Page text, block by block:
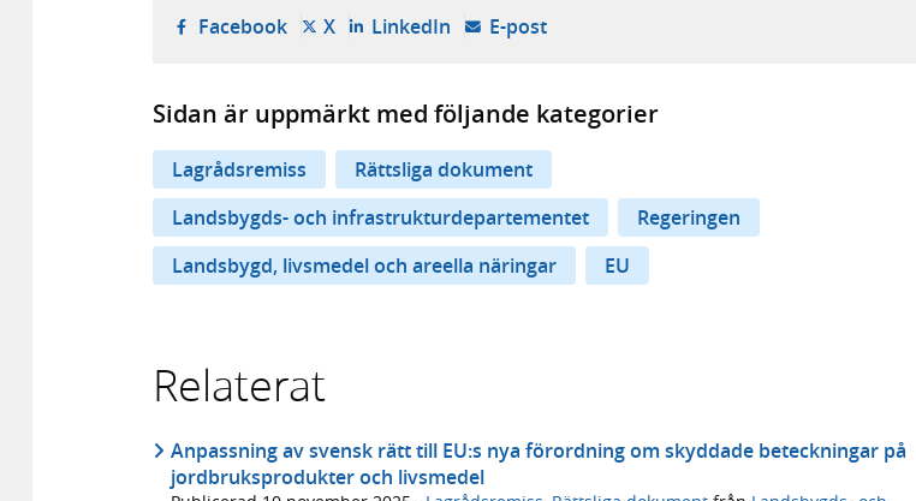
Facebook- öppnas i ny flik, extern webbplats,
X- öppnas i ny flik, extern webbplats,
LinkedIn- öppnas i ny flik, extern webbplats,
E-post- öppnar din e-postklient,
Sidan är uppmärkt med följande kategorier
Lagrådsremiss
Rättsliga dokument
Landsbygds- och infrastrukturdepartementet
Regeringen
Landsbygd, livsmedel och areella näringar
EU
Relaterat
Anpassning av svensk rätt till EU:s nya förordning om skyddade beteckningar på
jordbruksprodukter och livsmedel